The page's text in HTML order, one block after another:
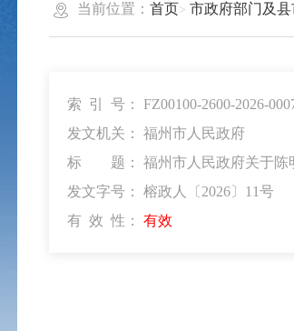
当前位置： 首页 市政府部门及
索 引 号： FZ00100-2600-2026-
发文机关： 福州市人民政府
标 题： 福州市人民政府关于陈
发文字号： 榕政人〔2026〕11号
有 效 性： 有效